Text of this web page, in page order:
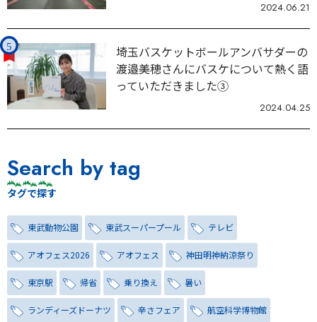
2024.06.21
埼玉バスケットボールアンバサダーの
渡邉美穂さんにバスケについて熱く語
っていただきました③
2024.04.25
Search by tag
タグで探す
東武動物公園 東武スーパープール テレビ
アオフェス2026 アオフェス 神田明神納涼祭り
東京駅 帰省 乗り換え 暑い
ランディーズドーナツ 辛さフェア 航空科学博物館